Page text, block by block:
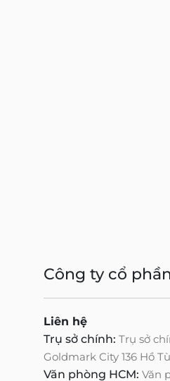
Công ty cổ
Liên hệ
Trụ sở chính: Trụ sở
Goldmark City 136 Hồ
Văn phòng HCM: Văn